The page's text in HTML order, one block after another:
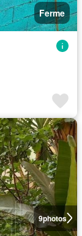
Ferme
9photos